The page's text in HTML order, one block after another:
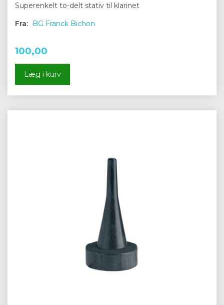
Superenkelt to-delt stativ til klarinet
Fra: BG Franck Bichon
100,00
Læg i kurv